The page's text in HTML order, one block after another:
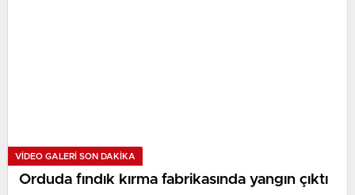
VIDEO GALERI SON DAKİKA
Orduda fındık kırma fabrikasında yangın çıktı